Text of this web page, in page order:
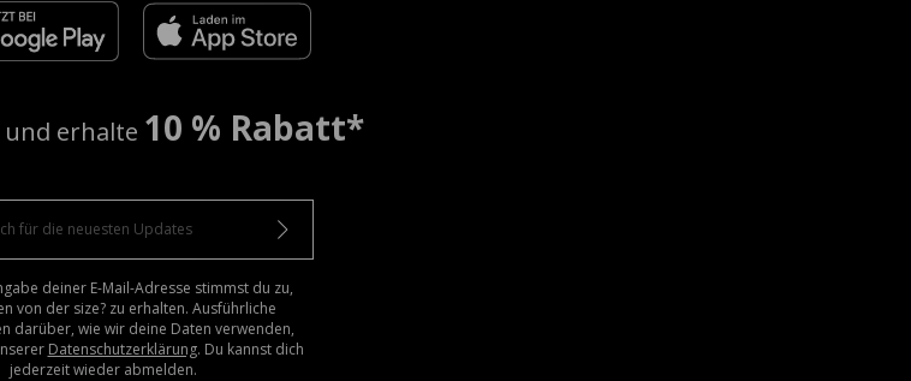
und erhalte 10 % Rabatt*
deiner E-Mail-Adresse stimmst du zu,
von der size? zu erhalten. Ausführliche
darüber, wie wir deine Daten verwenden,
Datenschutzerklärung. Du kannst dich
jederzeit wieder abmelden.